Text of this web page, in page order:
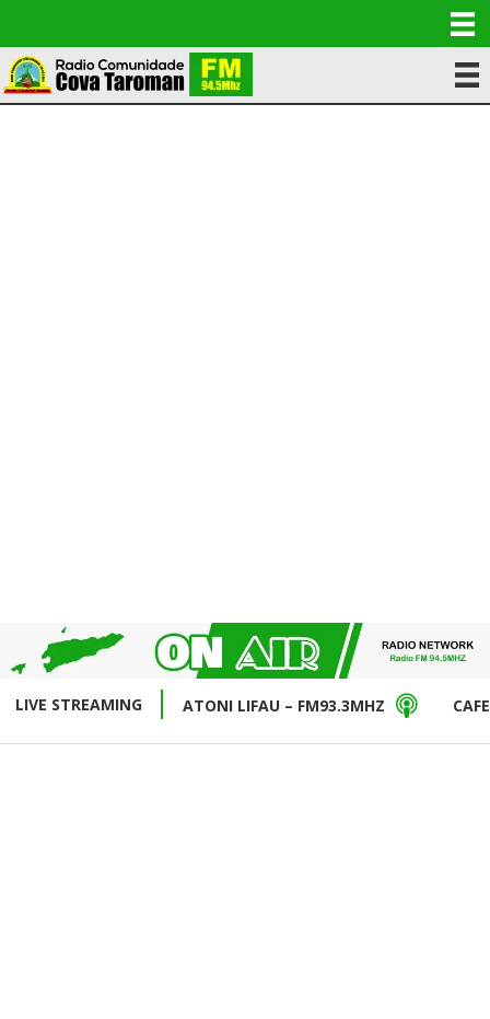
LIVE STREAMING ATONI LIFAU – FM93.3MHZ